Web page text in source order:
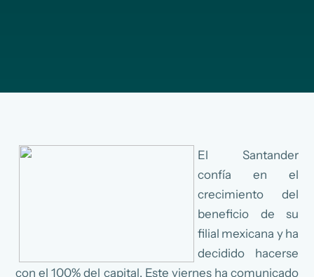
El Santander
confía en el
crecimiento del
beneficio de su
filial mexicana y ha
decidido hacerse
con el 100% del capital. Este viernes ha comunicado